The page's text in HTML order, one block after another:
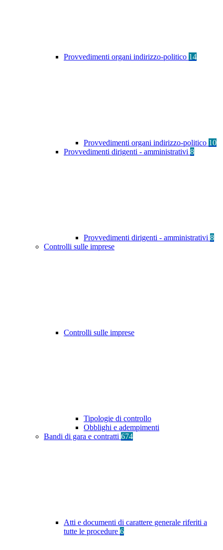
Provvedimenti organi indirizzo-politico 14
Provvedimenti organi indirizzo-politico 10
Provvedimenti dirigenti - amministrativi 8
Provvedimenti dirigenti - amministrativi 8
Controlli sulle imprese
Controlli sulle imprese
Tipologie di controllo
Obblighi e adempimenti
Bandi di gara e contratti 674
Atti e documenti di carattere generale riferiti a
tutte le procedure 6